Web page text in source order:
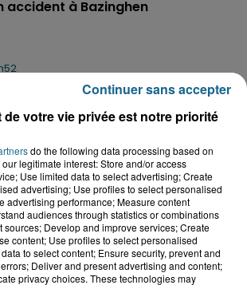
accident à Bazinghen
Hardelot : un
pour rendre
aux...
accident à Cléty : quatre
deux femmes en urgence...
homme mortellement percuté par
de votre vie privée est notre priorité
do the following data processing based on
legitimate interest: Store and/or access
Use limited data to select advertising; Create
advertising; Use profiles to select personalised
advertising performance; Measure content
audiences through statistics or combinations
sources; Develop and improve services; Create
content; Use profiles to select personalised
to select content; Ensure security, prevent and
Deliver and present advertising and content;
privacy choices. These technologies may
Continuer sans accepter